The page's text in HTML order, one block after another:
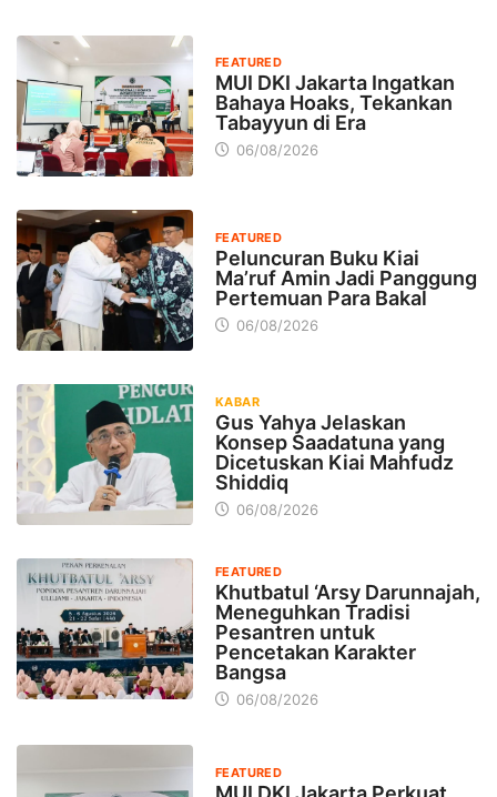
FEATURED
MUI DKI Jakarta Ingatkan
Bahaya Hoaks, Tekankan
Tabayyun di Era
06/08/2026
FEATURED
Peluncuran Buku Kiai
Ma’ruf Amin Jadi Panggung
Pertemuan Para Bakal
06/08/2026
KABAR
Gus Yahya Jelaskan
Konsep Saadatuna yang
Dicetuskan Kiai Mahfudz
Shiddiq
06/08/2026
FEATURED
Khutbatul ‘Arsy Darunnajah,
Meneguhkan Tradisi
Pesantren untuk
Pencetakan Karakter
Bangsa
06/08/2026
FEATURED